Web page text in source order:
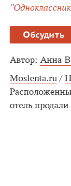
Обсудить
Автор: Анна
Moslenta.ru /
отель